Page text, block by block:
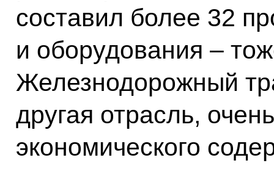
составил более 32
и оборудования –
Железнодорожный
другая отрасль,
экономического